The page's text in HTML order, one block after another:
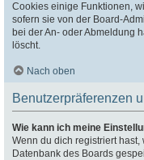
Cookies einige Funktionen,
sofern sie von der Board-
bei der An- oder Abmeldung
löscht.
Nach oben
Benutzerpräferenzen
Wie kann ich meine
Wenn du dich registriert
Datenbank des Boards